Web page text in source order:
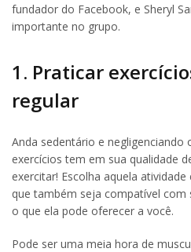
fundador do Facebook, e Sheryl
importante no grupo.
1. Praticar
regular
Anda sedentário e negligenciando
exercícios tem em sua qualidade
exercitar! Escolha aquela
que também seja compatível
o que ela pode oferecer a você.
Pode ser uma meia hora de